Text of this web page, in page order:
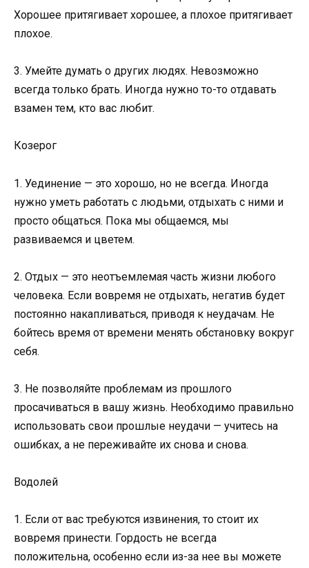
Хорошее притягивает хорошее, а плохое притягивает
плохое.
3. Умейте думать о других людях. Невозможно
всегда только брать. Иногда нужно то-то отдавать
взамен тем, кто вас любит.
Козерог
1. Уединение — это хорошо, но не всегда. Иногда
нужно уметь работать с людьми, отдыхать с ними и
просто общаться. Пока мы общаемся, мы
развиваемся и цветем.
2. Отдых — это неотъемлемая часть жизни любого
человека. Если вовремя не отдыхать, негатив будет
постоянно накапливаться, приводя к неудачам. Не
бойтесь время от времени менять обстановку вокруг
себя.
3. Не позволяйте проблемам из прошлого
просачиваться в вашу жизнь. Необходимо правильно
использовать свои прошлые неудачи — учитесь на
ошибках, а не переживайте их снова и снова.
Водолей
1. Если от вас требуются извинения, то стоит их
вовремя принести. Гордость не всегда
положительна, особенно если из-за нее вы можете